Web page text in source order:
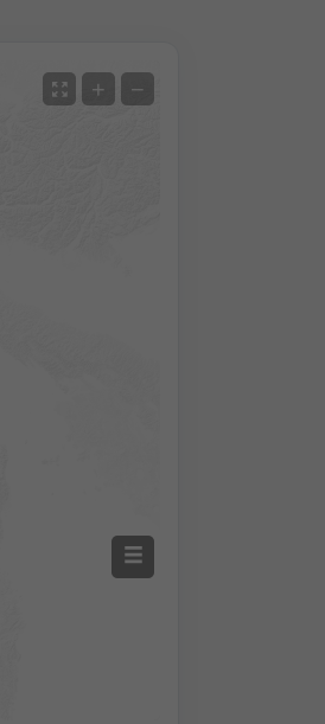
+ −